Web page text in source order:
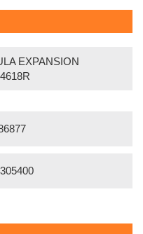
EXPANSION